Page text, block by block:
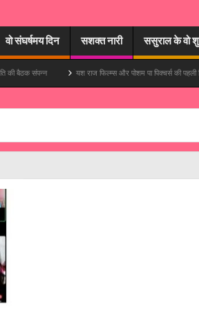
वो संघर्षमय दिन सशक्त नारी ससुराल के वो
यश राज फिल्म्स और पोशम पा पिक्चर्स की पहली थिएट्रिकल